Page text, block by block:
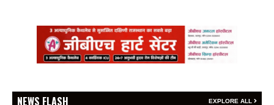
NEWS FLASH EXPLORE ALL